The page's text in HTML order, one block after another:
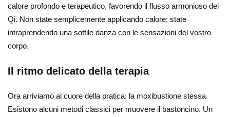
calore profondo e terapeutico, favorendo il flusso armonioso del
Qi. Non state semplicemente applicando calore; state
intraprendendo una sottile danza con le sensazioni del vostro
corpo.
Il ritmo delicato della terapia
Ora arriviamo al cuore della pratica: la moxibustione stessa.
Esistono alcuni metodi classici per muovere il bastoncino. Un